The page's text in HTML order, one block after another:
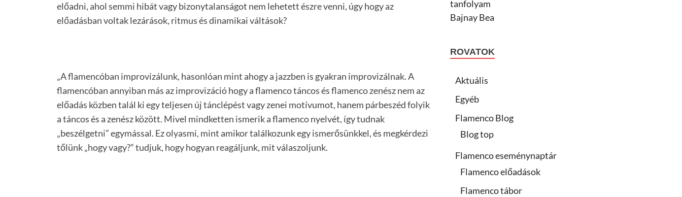
előadni, ahol semmi hibát vagy bizonytalanságot nem lehetett észre venni, úgy hogy az
előadásban voltak lezárások, ritmus és dinamikai váltások?
„A flamencóban improvizálunk, hasonlóan mint ahogy a jazzben is gyakran improvizálnak. A
flamencóban annyiban más az improvizáció hogy a flamenco táncos és flamenco zenész nem az
előadás közben talál ki egy teljesen új tánclépést vagy zenei motívumot, hanem párbeszéd folyik
a táncos és a zenész között. Mivel mindketten ismerik a flamenco nyelvét, így tudnak
„beszélgetni” egymással. Ez olyasmi, mint amikor találkozunk egy ismerősünkkel, és megkérdezi
tőlünk „hogy vagy?” tudjuk, hogy hogyan reagáljunk, mit válaszoljunk.
ROVATOK
Aktuális
Egyéb
Flamenco Blog
Blog top
Flamenco eseménynaptár
Flamenco előadások
Flamenco tábor